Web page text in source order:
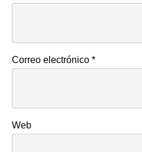
Correo electrónico *
Web